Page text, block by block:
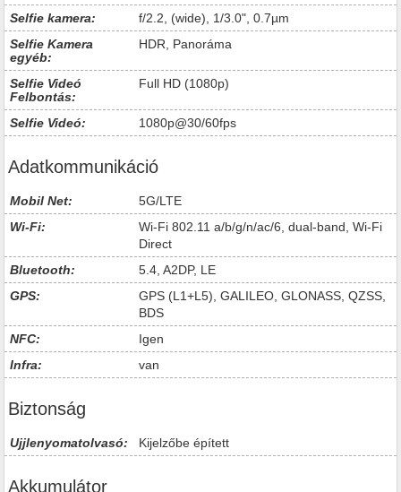
Selfie kamera:
f/2.2, (wide), 1/3.0", 0.7µm
Selfie Kamera
egyéb:
HDR, Panoráma
Selfie Videó
Felbontás:
Full HD (1080p)
Selfie Videó: 1080p@30/60fps
Adatkommunikáció
Mobil Net:
5G/LTE
Wi-Fi:
Wi-Fi 802.11 a/b/g/n/ac/6, dual-band, Wi-Fi
Direct
Bluetooth:
5.4, A2DP, LE
GPS:
GPS (L1+L5), GALILEO, GLONASS, QZSS,
BDS
NFC:
Igen
Infra:
van
Biztonság
Ujjlenyomatolvasó: Kijelzőbe épített
Akkumulátor